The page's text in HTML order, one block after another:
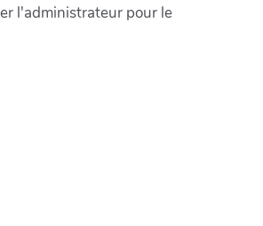
l'administrateur pour le